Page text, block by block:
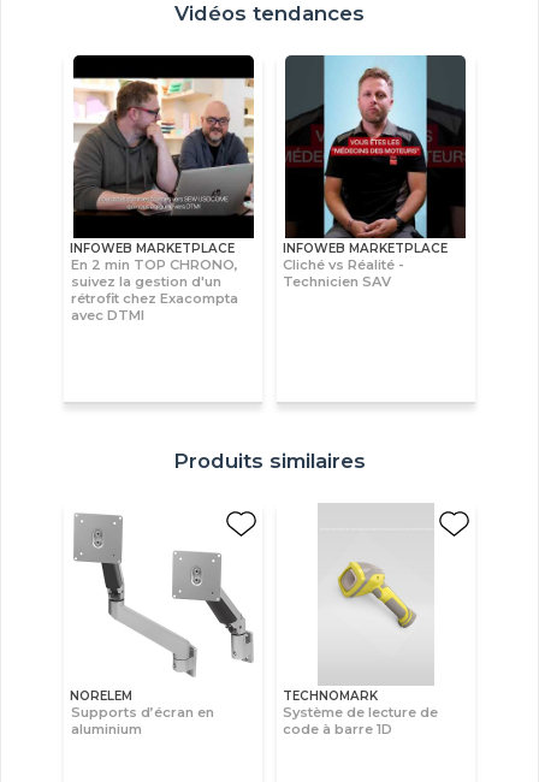
Vidéos tendances
INFOWEB MARKETPLACE
En 2 min TOP CHRONO,
suivez la gestion d'un
rétrofit chez Exacompta
avec DTMI
INFOWEB MARKETPLACE
Cliché vs Réalité -
Technicien SAV
Produits similaires
NORELEM
Supports d’écran en
aluminium
TECHNOMARK
Système de lecture de
code à barre 1D